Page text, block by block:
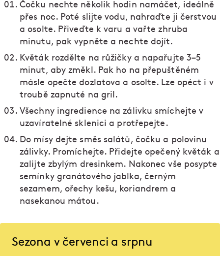
Čočku nechte několik hodin namáčet, ideálně
přes noc. Poté slijte vodu, nahraďte ji čerstvou
a osolte. Přiveďte k varu a vařte zhruba
minutu, pak vypněte a nechte dojít.
Květák rozdělte na růžičky a napařujte 3–5
minut, aby změkl. Pak ho na přepuštěném
másle opečte dozlatova a osolte. Lze opéct i v
troubě zapnuté na gril.
Všechny ingredience na zálivku smíchejte v
uzavíratelné sklenici a protřepejte.
Do mísy dejte směs salátů, čočku a polovinu
zálivky. Promíchejte. Přidejte opečený květák a
zalijte zbylým dresinkem. Nakonec vše posypte
semínky granátového jablka, černým
sezamem, ořechy kešu, koriandrem a
nasekanou mátou.
Sezona v červenci a srpnu